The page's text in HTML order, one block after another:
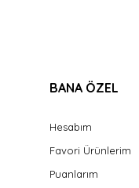
BANA ÖZEL
Hesabım
Favori Ürünlerim
Puanlarım